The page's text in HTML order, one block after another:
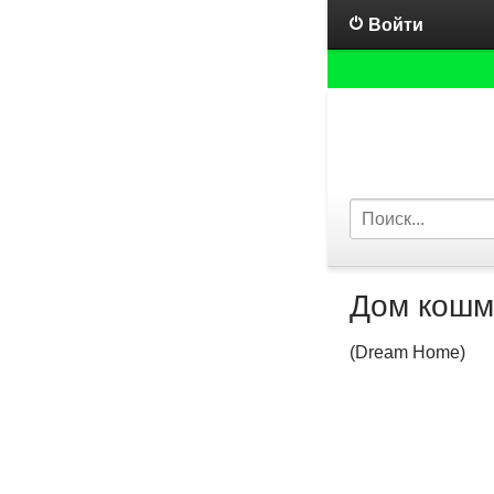
Войти
Дом
(Dream Home)